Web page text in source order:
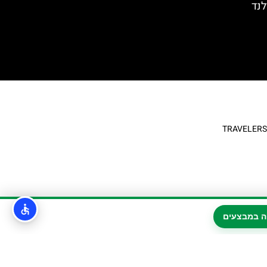
במבצעים